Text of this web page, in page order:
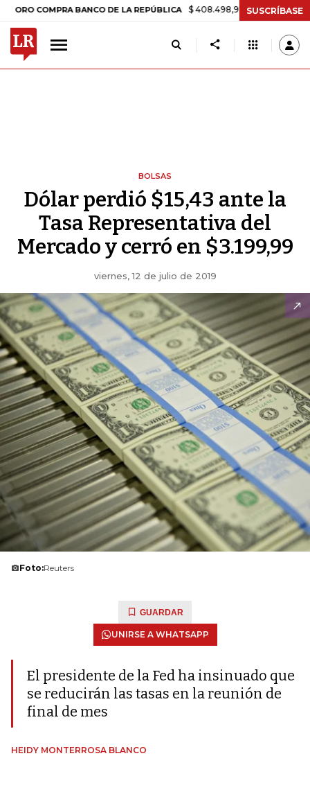
BANCO DE LA REPÚBLICA $ 408.498,97 +$ 8.753,81 +2,19%
SUSCRÍBASE
BOLSAS
Dólar perdió $15,43 ante la
Tasa Representativa del
Mercado y cerró en $3.199,99
viernes, 12 de julio de 2019
Foto:Reuters
GUARDAR
UNIRSE A WHATSAPP
El presidente de la Fed ha insinuado que
se reducirán las tasas en la reunión de
final de mes
HEIDY MONTERROSA BLANCO